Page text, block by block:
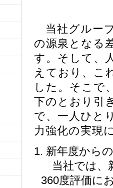
当社グルー
の源泉となる
す。そして、
えており、こ
した。そこで
下のとおり引
で、一人ひと
力強化の実現
1. 新年度から
当社では、
360度評価に